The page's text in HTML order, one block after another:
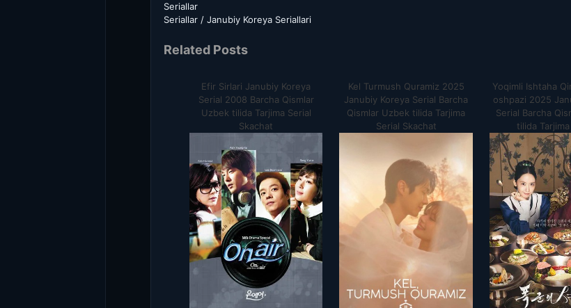
Seriallar
Seriallar / Janubiy Koreya Seriallari
Related Posts
Efir Sirlari Janubiy Koreya
Serial 2008 Barcha Qismlar
Uzbek tilida Tarjima Serial
Skachat
Kel Turmush Quramiz 2025
Janubiy Koreya Serial Barcha
Qismlar Uzbek tilida Tarjima
Serial Skachat
Yoqimli Ishtaha
oshpazi 2025
Serial Barcha
tilida